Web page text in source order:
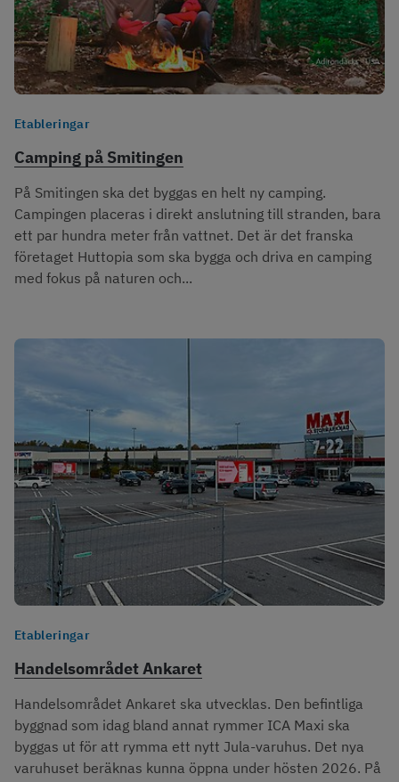
Etableringar
Camping på Smitingen
På Smitingen ska det byggas en helt ny camping.
Campingen placeras i direkt anslutning till stranden, bara
ett par hundra meter från vattnet. Det är det franska
företaget Huttopia som ska bygga och driva en camping
med fokus på naturen och...
Etableringar
Handelsområdet Ankaret
Handelsområdet Ankaret ska utvecklas. Den befintliga
byggnad som idag bland annat rymmer ICA Maxi ska
byggas ut för att rymma ett nytt Jula-varuhus. Det nya
varuhuset beräknas kunna öppna under hösten 2026. På